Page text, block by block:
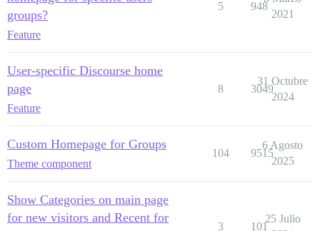
groups?
Feature
5 948
2021
User-specific Discourse home
page
Feature
8 3049
31 Octubre
2024
Custom Homepage for Groups
Theme component
104 9515
6 Agosto
2025
Show Categories on main page
for new visitors and Recent for
3 101
25 Julio